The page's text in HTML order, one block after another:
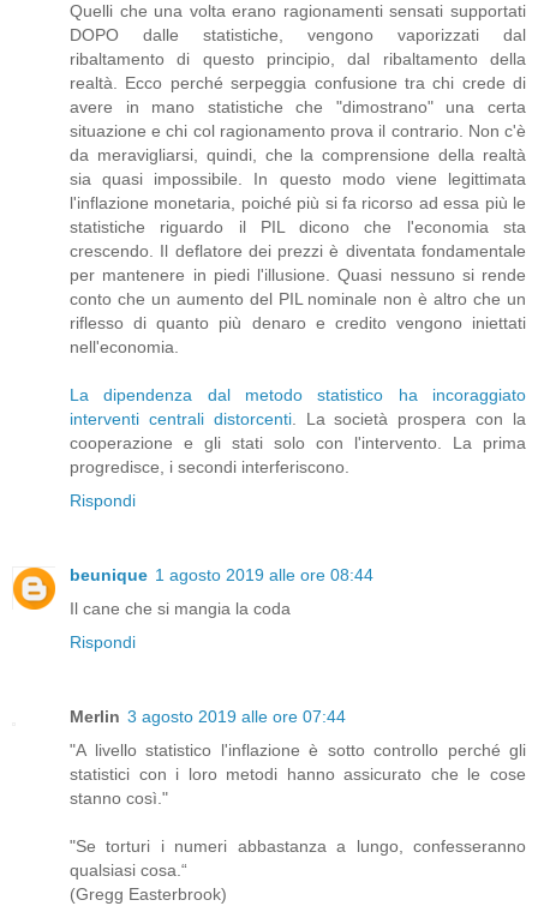
Quelli che una volta erano ragionamenti sensati supportati
DOPO dalle statistiche, vengono vaporizzati dal
ribaltamento di questo principio, dal ribaltamento della
realtà. Ecco perché serpeggia confusione tra chi crede di
avere in mano statistiche che "dimostrano" una certa
situazione e chi col ragionamento prova il contrario. Non c'è
da meravigliarsi, quindi, che la comprensione della realtà
sia quasi impossibile. In questo modo viene legittimata
l'inflazione monetaria, poiché più si fa ricorso ad essa più le
statistiche riguardo il PIL dicono che l'economia sta
crescendo. Il deflatore dei prezzi è diventata fondamentale
per mantenere in piedi l'illusione. Quasi nessuno si rende
conto che un aumento del PIL nominale non è altro che un
riflesso di quanto più denaro e credito vengono iniettati
nell'economia.
La dipendenza dal metodo statistico ha incoraggiato
interventi centrali distorcenti. La società prospera con la
cooperazione e gli stati solo con l'intervento. La prima
progredisce, i secondi interferiscono.
Rispondi
beunique 1 agosto 2019 alle ore 08:44
Il cane che si mangia la coda
Rispondi
Merlin 3 agosto 2019 alle ore 07:44
"A livello statistico l'inflazione è sotto controllo perché gli
statistici con i loro metodi hanno assicurato che le cose
stanno così."
"Se torturi i numeri abbastanza a lungo, confesseranno
qualsiasi cosa.“
(Gregg Easterbrook)